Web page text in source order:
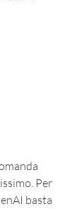
Per
basta